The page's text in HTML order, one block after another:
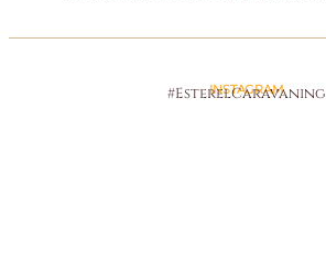
INSTAGRAM
#EsterelCaravaning